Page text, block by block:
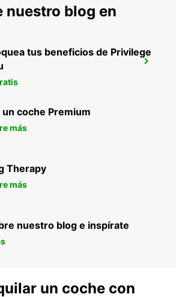
blog en
tus beneficios de Privilege
coche Premium
más
Therapy
más
nuestro blog e inspírate
un coche con